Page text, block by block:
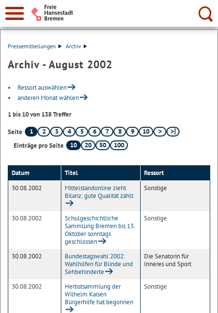
Suche:
Pressemitteilungen Archiv
Archiv - August 2002
Ressort auswählen
anderen Monat wählen
1 bis 10 von 138 Treffer
Seite 1 2 3 4 5 6 7 8 9
10
Einträge pro Seite
10 20 50 100
Datum Titel
Ressort
30.08.2002
Mittelstandonline zieht
Bilanz: gute Qualität zählt
Sonstige
30.08.2002
Schulgeschichtliche
Sammlung Bremen bis 13.
Oktober sonntags
geschlossen
Sonstige
30.08.2002
Bundestagswahl 2002:
Wahlhilfen für Blinde und
Sehbehinderte
Die Senatorin für
Inneres und Sport
30.08.2002
Herbstsammlung der
Wilhelm Kaisen
Bürgerhilfe hat begonnen
Sonstige